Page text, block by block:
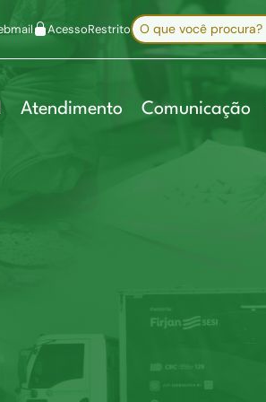
AcessoRestritoBuscar no site
Digite sua busca e
Atendimento Comunicação